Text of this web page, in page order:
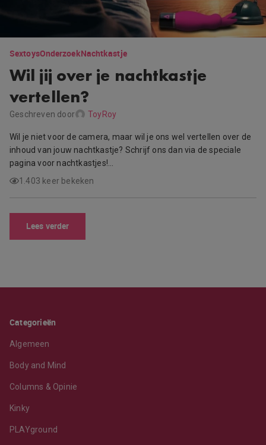
SextoysOnderzoekNachtkastje
Wil jij over je nachtkastje
vertellen?
Geschreven door ToyRoy
Wil je niet voor de camera, maar wil je ons wel vertellen over de
inhoud van jouw nachtkastje? Schrijf ons dan via de speciale
pagina voor nachtkastjes!…
1.403 keer bekeken
Lees verder
Categorieën
Algemeen
Body and Mind
Columns & Opinie
Kinky
PLAYground